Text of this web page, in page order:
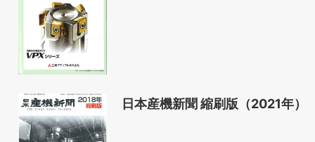
日本産機新聞 縮刷版（2021年）